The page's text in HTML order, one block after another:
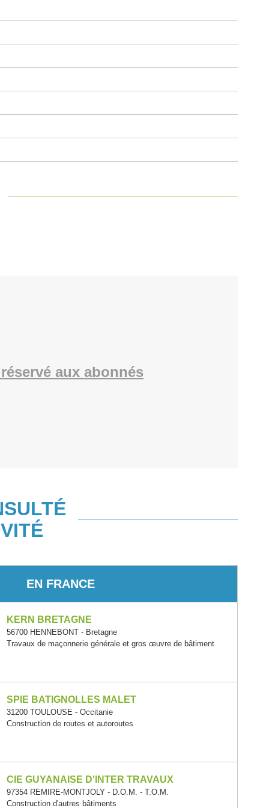
aux abonnés
EN FRANCE
KERN BRETAGNE
56700 HENNEBONT - Bretagne
Travaux de maçonnerie générale et gros œuvre de bâtiment
SPIE BATIGNOLLES MALET
31200 TOULOUSE - Occitanie
Construction de routes et autoroutes
CIE GUYANAISE D'INTER TRAVAUX
97354 REMIRE-MONTJOLY - D.O.M. - T.O.M.
Construction d'autres bâtiments